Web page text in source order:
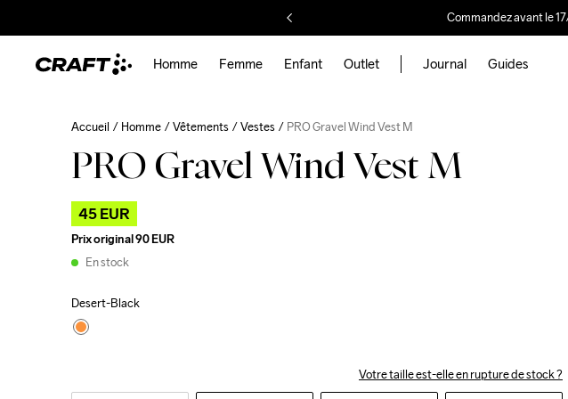
Commandez avant le
Homme Femme Enfant Outlet Journal Guides
Accueil Homme Vêtements Vestes PRO Gravel Wind Vest M
PRO Gravel Wind Vest M
45 EUR
Prix original90 EUR
En stock
Desert-Black
Votre taille est-elle en rupture de stock ?